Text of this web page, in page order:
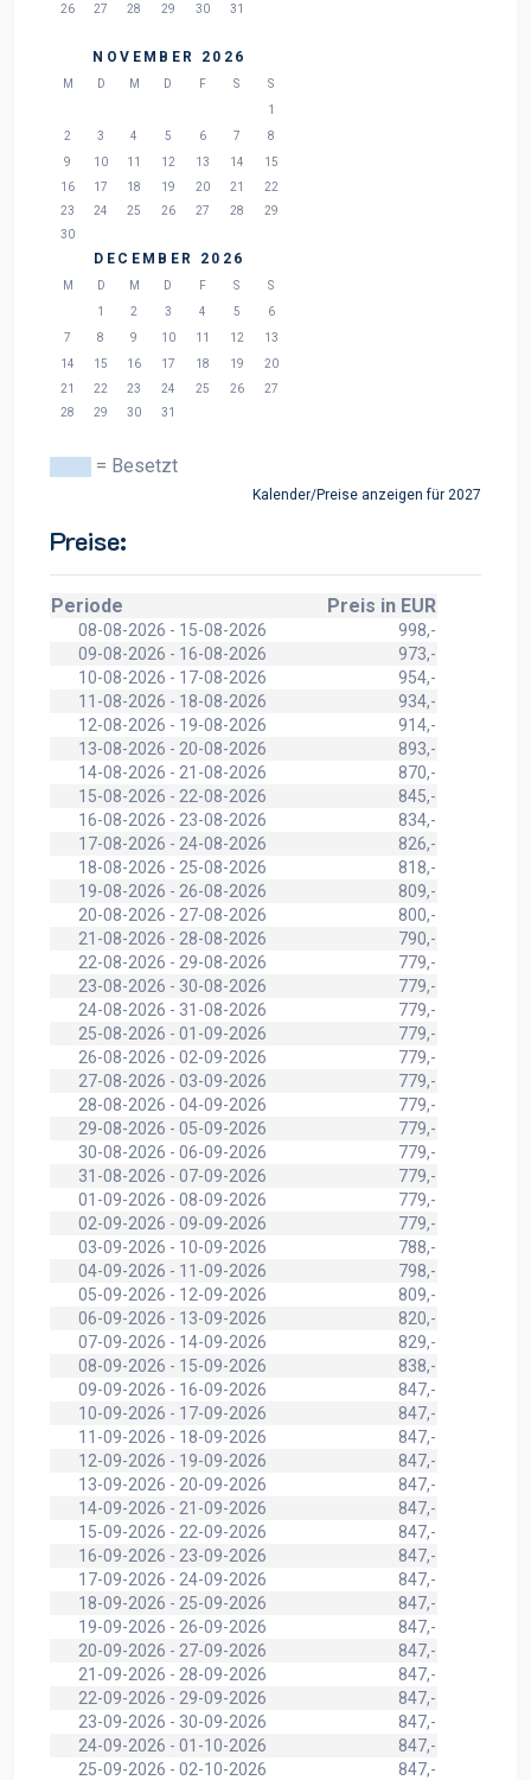
26 27 28 29 30 31
NOVEMBER 2026
M D M D F S
S
1
2
3 4 5 6 7
8
9
10 11 12 13 14
15
16
17 18 19 20 21
22
23
24 25 26 27 28
29
30
DECEMBER 2026
M D M D F S
S
1
2 3 4 5
6
7
8 9 10 11 12
13
14
15 16 17 18 19
20
21
22 23 24 25 26
27
28
29 30 31
= Besetzt
Kalender/Preise anzeigen für 2027
Preise:
Periode Preis in EUR
08-08-2026 - 15-08-2026
998,-
09-08-2026 - 16-08-2026
973,-
10-08-2026 - 17-08-2026
954,-
11-08-2026 - 18-08-2026
934,-
12-08-2026 - 19-08-2026
914,-
13-08-2026 - 20-08-2026
893,-
14-08-2026 - 21-08-2026
870,-
15-08-2026 - 22-08-2026
845,-
16-08-2026 - 23-08-2026
834,-
17-08-2026 - 24-08-2026
826,-
18-08-2026 - 25-08-2026
818,-
19-08-2026 - 26-08-2026
809,-
20-08-2026 - 27-08-2026
800,-
21-08-2026 - 28-08-2026
790,-
22-08-2026 - 29-08-2026
779,-
23-08-2026 - 30-08-2026
779,-
24-08-2026 - 31-08-2026
779,-
25-08-2026 - 01-09-2026
779,-
26-08-2026 - 02-09-2026
779,-
27-08-2026 - 03-09-2026
779,-
28-08-2026 - 04-09-2026
779,-
29-08-2026 - 05-09-2026
779,-
30-08-2026 - 06-09-2026
779,-
31-08-2026 - 07-09-2026
779,-
01-09-2026 - 08-09-2026
779,-
02-09-2026 - 09-09-2026
779,-
03-09-2026 - 10-09-2026
788,-
04-09-2026 - 11-09-2026
798,-
05-09-2026 - 12-09-2026
809,-
06-09-2026 - 13-09-2026
820,-
07-09-2026 - 14-09-2026
829,-
08-09-2026 - 15-09-2026
838,-
09-09-2026 - 16-09-2026
847,-
10-09-2026 - 17-09-2026
847,-
11-09-2026 - 18-09-2026
847,-
12-09-2026 - 19-09-2026
847,-
13-09-2026 - 20-09-2026
847,-
14-09-2026 - 21-09-2026
847,-
15-09-2026 - 22-09-2026
847,-
16-09-2026 - 23-09-2026
847,-
17-09-2026 - 24-09-2026
847,-
18-09-2026 - 25-09-2026
847,-
19-09-2026 - 26-09-2026
847,-
20-09-2026 - 27-09-2026
847,-
21-09-2026 - 28-09-2026
847,-
22-09-2026 - 29-09-2026
847,-
23-09-2026 - 30-09-2026
847,-
24-09-2026 - 01-10-2026
847,-
25-09-2026 - 02-10-2026
847,-